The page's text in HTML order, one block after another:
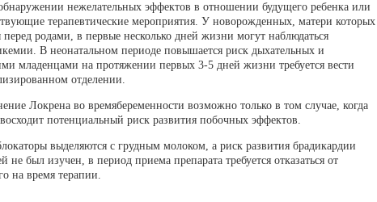
нежелательных эффектов в отношении будущего ребенка или
терапевтические мероприятия. У новорожденных, матери которых
родами, в первые несколько дней жизни могут наблюдаться
В неонатальном периоде повышается риск дыхательных и
младенцами на протяжении первых 3-5 дней жизни требуется вести
отделении.
Локрена во времябеременности возможно только в том случае, когда
потенциальный риск развития побочных эффектов.
выделяются с грудным молоком, а риск развития брадикардии
был изучен, в период приема препарата требуется отказаться от
на время терапии.